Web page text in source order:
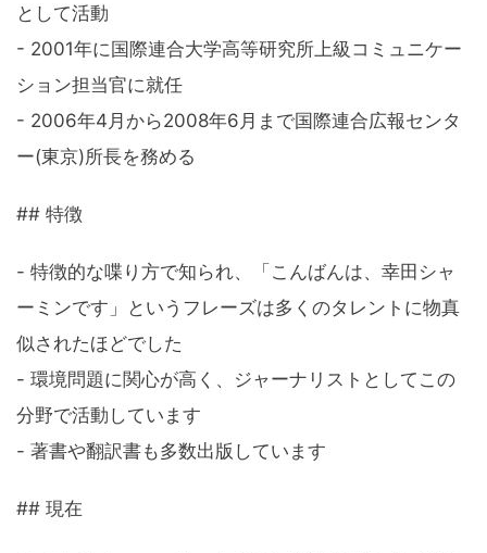
として活動
- 2001年に国際連合大学高等研究所上級コミュニケー
ション担当官に就任
- 2006年4月から2008年6月まで国際連合広報センタ
ー(東京)所長を務める
## 特徴
- 特徴的な喋り方で知られ、「こんばんは、幸田シャ
ーミンです」というフレーズは多くのタレントに物真
似されたほどでした
- 環境問題に関心が高く、ジャーナリストとしてこの
分野で活動しています
- 著書や翻訳書も多数出版しています
## 現在